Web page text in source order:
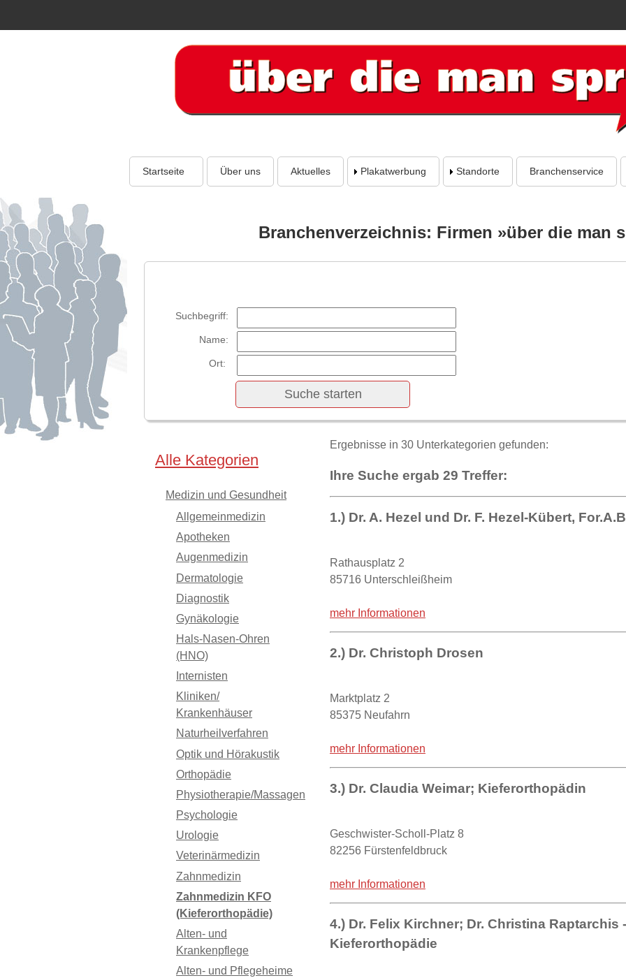
Startseite Über uns Aktuelles Plakatwerbung Standorte Branchenservice
Branchenverzeichnis: Firmen »über die man
Suchbegriff:
Name:
Ort:
Alle Kategorien
Medizin und Gesundheit
Allgemeinmedizin
Apotheken
Augenmedizin
Dermatologie
Diagnostik
Gynäkologie
Hals-Nasen-Ohren
(HNO)
Internisten
Kliniken/
Krankenhäuser
Naturheilverfahren
Optik und Hörakustik
Orthopädie
Physiotherapie/Massagen
Psychologie
Urologie
Veterinärmedizin
Zahnmedizin
Zahnmedizin KFO
(Kieferorthopädie)
Alten- und
Krankenpflege
Alten- und Pflegeheime
Ergebnisse in 30 Unterkategorien gefunden:
Ihre Suche ergab 29 Treffer:
1.) Dr. A. Hezel und Dr. F. Hezel-Kübert,
Rathausplatz 2
85716 Unterschleißheim
mehr Informationen
2.) Dr. Christoph Drosen
Marktplatz 2
85375 Neufahrn
mehr Informationen
3.) Dr. Claudia Weimar; Kieferorthopädin
Geschwister-Scholl-Platz 8
82256 Fürstenfeldbruck
mehr Informationen
4.) Dr. Felix Kirchner; Dr. Christina Raptarchis
Kieferorthopädie